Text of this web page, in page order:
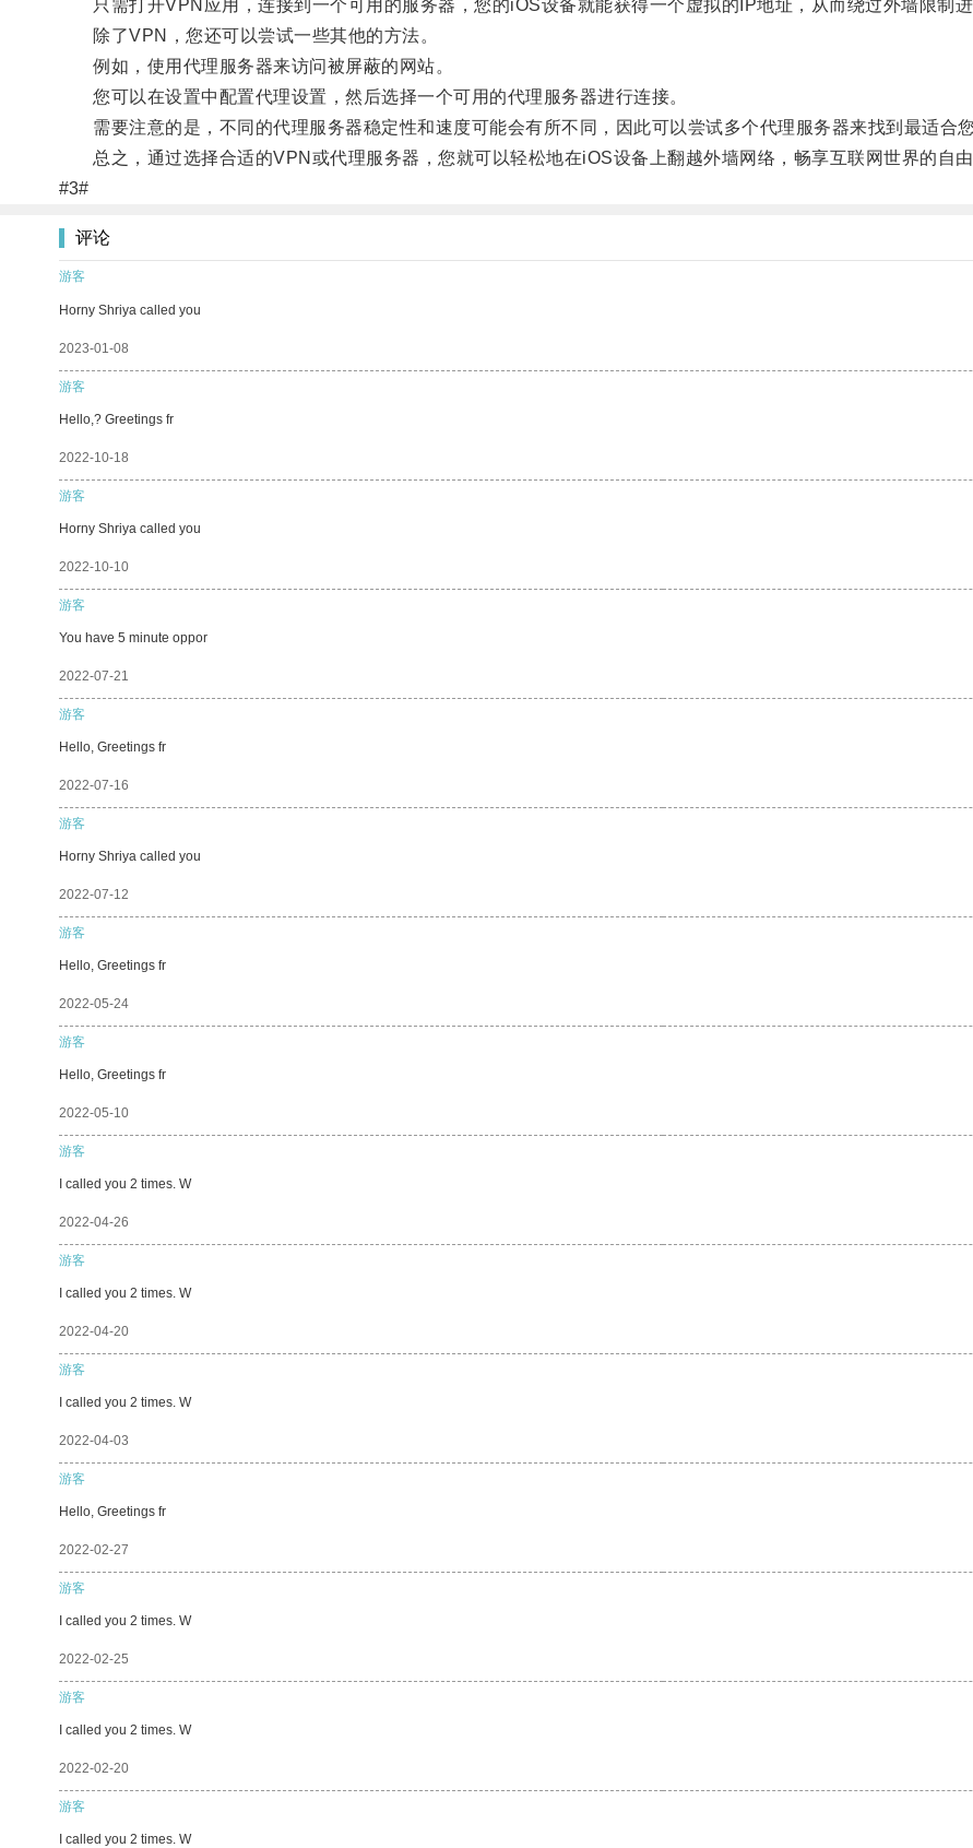
只需打开VPN应用，连接到一个可用的服务器，您的iOS设备就能获得一个虚拟的IP地址，从而绕过外墙限制进
除了VPN，您还可以尝试一些其他的方法。
例如，使用代理服务器来访问被屏蔽的网站。
您可以在设置中配置代理设置，然后选择一个可用的代理服务器进行连接。
需要注意的是，不同的代理服务器稳定性和速度可能会有所不同，因此可以尝试多个代理服务器来找到最适合您
总之，通过选择合适的VPN或代理服务器，您就可以轻松地在iOS设备上翻越外墙网络，畅享互联网世界的自由
#3#
评论
游客
Horny Shriya called you
2023-01-08
游客
Hello,? Greetings fr
2022-10-18
游客
Horny Shriya called you
2022-10-10
游客
You have 5 minute oppor
2022-07-21
游客
Hello, Greetings fr
2022-07-16
游客
Horny Shriya called you
2022-07-12
游客
Hello, Greetings fr
2022-05-24
游客
Hello, Greetings fr
2022-05-10
游客
I called you 2 times. W
2022-04-26
游客
I called you 2 times. W
2022-04-20
游客
I called you 2 times. W
2022-04-03
游客
Hello, Greetings fr
2022-02-27
游客
I called you 2 times. W
2022-02-25
游客
I called you 2 times. W
2022-02-20
游客
I called you 2 times. W